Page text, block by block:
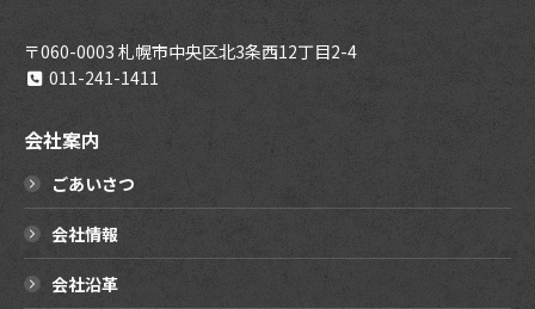
〒060-0003 札幌市中央区北3条西12丁目2-4
011-241-1411
会社案内
ごあいさつ
会社情報
会社沿革